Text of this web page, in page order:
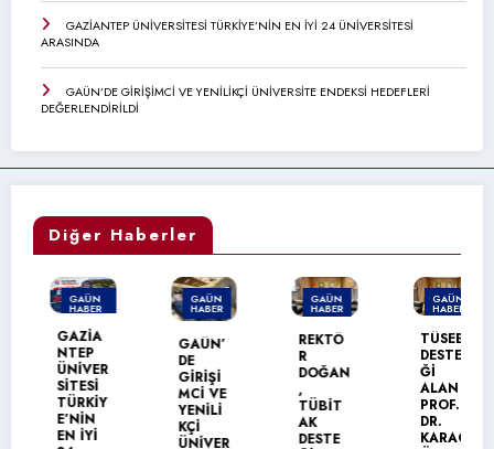
GAZİANTEP ÜNİVERSİTESİ TÜRKİYE’NİN EN İYİ 24 ÜNİVERSİTESİ
ARASINDA
GAÜN’DE GİRİŞİMCİ VE YENİLİKÇİ ÜNİVERSİTE ENDEKSİ HEDEFLERİ
DEĞERLENDİRİLDİ
Diğer Haberler
GAÜN
HABER
MANŞET
GAZİA
NTEP
ÜNİVER
SİTESİ
TÜRKİY
E’NİN
EN İYİ
GAÜN
HABER
GAÜN’
GİRİŞİ
MCİ VE
YENİLİ
KÇİ
ÜNİVER
GAÜN
HABER
REKTÖ
DOĞAN
TÜBİT
AK
DESTE
GAÜN
HABER
TÜSEB
DESTE
ALAN
PROF.
DR.
KARAG